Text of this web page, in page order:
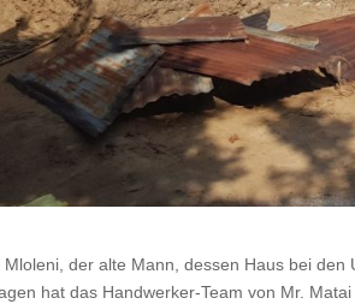
der alte Mann, dessen Haus bei
hat das Handwerker-Team von Mr.